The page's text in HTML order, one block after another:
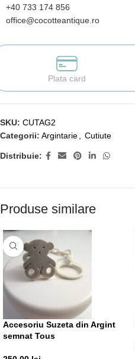
+40 733 174 856
office@cocotteantique.ro
Plata card
SKU: CUTAG2
Categorii: Argintarie Cutiute
Distribuie:
Produse similare
Accesoriu Suzeta din Argint
semnat Tous